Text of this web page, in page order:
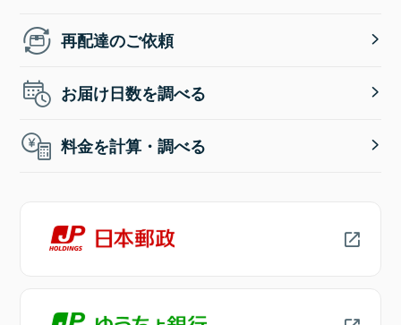
再配達のご依頼
お届け日数を調べる
料金を計算・調べる